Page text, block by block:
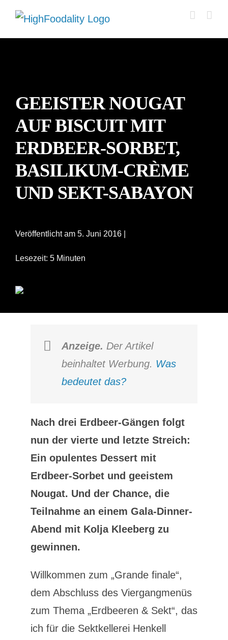
Zum
Inhalt
GEEISTER NOUGAT
AUF BISCUIT MIT
ERDBEER-SORBET,
BASILIKUM-CRÈME
UND SEKT-SABAYON
Veröffentlicht am 5. Juni 2016 |
Lesezeit: 5 Minuten
Anzeige. Der Artikel
beinhaltet Werbung. Was
bedeutet das?
Nach drei Erdbeer-Gängen folgt
nun der vierte und letzte Streich:
Ein opulentes Dessert mit
Erdbeer-Sorbet und geeistem
Nougat. Und der Chance, die
Teilnahme an einem Gala-Dinner-
Abend mit Kolja Kleeberg zu
gewinnen.
Willkommen zum „Grande finale“,
dem Abschluss des Viergangmenüs
zum Thema „Erdbeeren & Sekt“, das
ich für die Sektkellerei Henkell